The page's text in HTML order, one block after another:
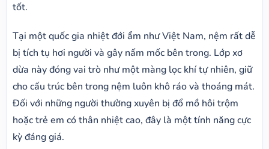
tốt.
Tại một quốc gia nhiệt đới ẩm như Việt Nam, nệm rất dễ
bị tích tụ hơi người và gây nấm mốc bên trong. Lớp xơ
dừa này đóng vai trò như một màng lọc khí tự nhiên, giữ
cho cấu trúc bên trong nệm luôn khô ráo và thoáng mát.
Đối với những người thường xuyên bị đổ mồ hôi trộm
hoặc trẻ em có thân nhiệt cao, đây là một tính năng cực
kỳ đáng giá.